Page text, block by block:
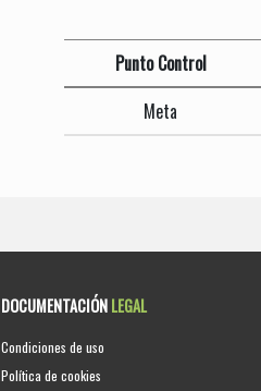
Punto Control
Meta
DOCUMENTACIÓNLEGAL
Condiciones de uso
Política de cookies